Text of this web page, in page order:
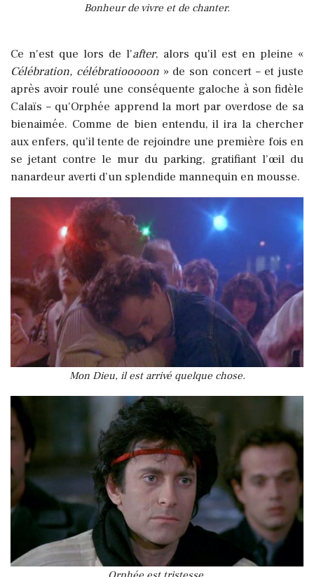
Bonheur de vivre et de chanter.
Ce n'est que lors de l'after, alors qu'il est en pleine «
Célébration, célébratiooooon» de son concert – et juste
après avoir roulé une conséquente galoche à son fidèle
Calaïs – qu'Orphée apprend la mort par overdose de sa
bienaimée. Comme de bien entendu, il ira la chercher
aux enfers, qu’il tente de rejoindre une première fois en
se jetant contre le mur du parking, gratifiant l’œil du
nanardeur averti d’un splendide mannequin en mousse.
Mon Dieu, il est arrivé quelque chose.